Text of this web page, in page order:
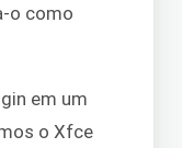
o como
em um
o Xfce